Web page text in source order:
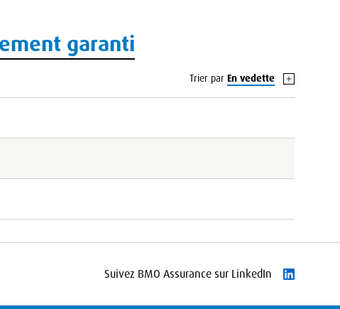
garanti
Trier par En vedette
Suivez BMO Assurance sur LinkedIn Suivre